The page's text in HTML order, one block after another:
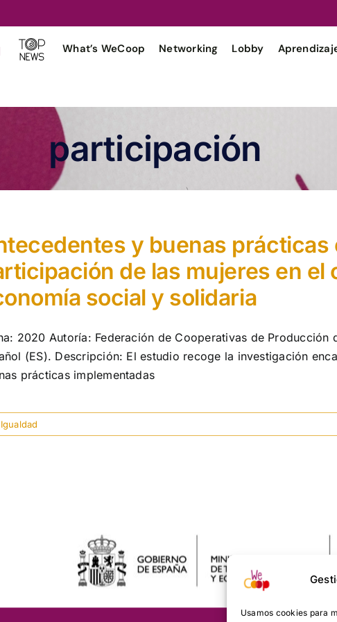
Usamos cookies para
What’s WeCoop Networking Lobby
participación
y buenas prácticas
de las mujeres en el
social y solidaria
2020 Autoría: Federación de Cooperativas de Producción
(ES). Descripción: El estudio recoge la investigación
prácticas implementadas